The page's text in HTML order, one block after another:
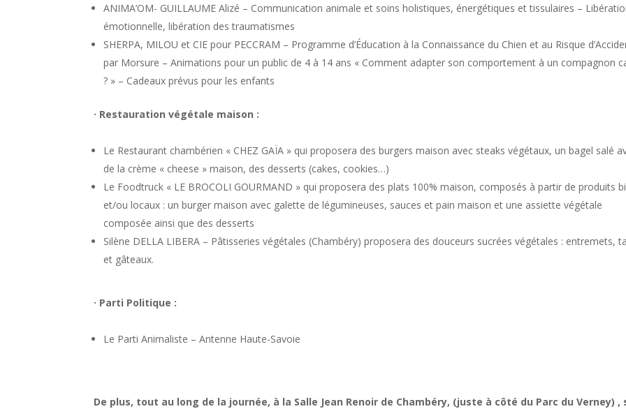
ANIMA’OM- GUILLAUME Alizé – Communication animale et soins holistiques, énergétiques et tissulaires –
émotionnelle, libération des traumatismes
SHERPA, MILOU et CIE pour PECCRAM – Programme d’Éducation à la Connaissance du Chien et au Risque
par Morsure – Animations pour un public de 4 à 14 ans « Comment adapter son comportement à un compagnon
? » – Cadeaux prévus pour les enfants
· Restauration végétale maison :
Le Restaurant chambérien « CHEZ GAÏA » qui proposera des burgers maison avec steaks végétaux, un bagel salé
de la crème « cheese » maison, des desserts (cakes, cookies…)
Le Foodtruck « LE BROCOLI GOURMAND » qui proposera des plats 100% maison, composés à partir de produits
et/ou locaux : un burger maison avec galette de légumineuses, sauces et pain maison et une assiette végétale
composée ainsi que des desserts
Silène DELLA LIBERA – Pâtisseries végétales (Chambéry) proposera des douceurs sucrées végétales : entremets,
et gâteaux.
· Parti Politique :
Le Parti Animaliste – Antenne Haute-Savoie
De plus, tout au long de la journée, à la Salle Jean Renoir de Chambéry, (juste à côté du Parc du Verney) ,